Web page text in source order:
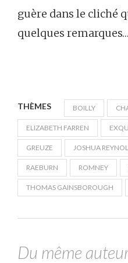
guère dans le cliché
quelques remarques…
THÈMES BOILLY
ELIZABETH FARREN
GREUZE JOSHUA
RAEBURN ROMNEY
THOMAS GAINSBOROUGH
Du même